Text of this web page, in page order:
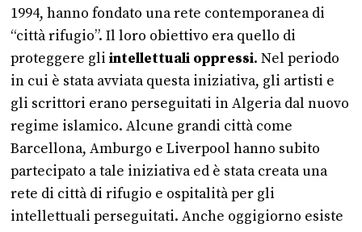
1994, hanno fondato una rete contemporanea di
“città rifugio”. Il loro obiettivo era quello di
proteggere gli intellettuali oppressi. Nel periodo
in cui è stata avviata questa iniziativa, gli artisti e
gli scrittori erano perseguitati in Algeria dal nuovo
regime islamico. Alcune grandi città come
Barcellona, Amburgo e Liverpool hanno subito
partecipato a tale iniziativa ed è stata creata una
rete di città di rifugio e ospitalità per gli
intellettuali perseguitati. Anche oggigiorno esiste